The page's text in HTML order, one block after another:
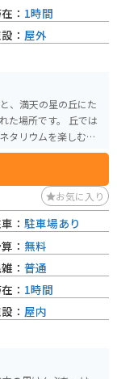
、満天の星の丘にた
た場所です。 丘では
タリウムを楽しむこ
： 1時間
： 屋外
お気に入り
： 駐車場あり
： 無料
： 普通
： 1時間
： 屋内